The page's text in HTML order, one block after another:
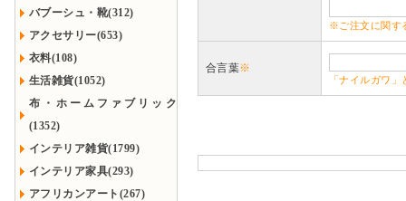
バブーシュ・靴(312)
アクセサリー(653)
衣料(108)
生活雑貨(1052)
布・ホームファブリック
(1352)
インテリア雑貨(1799)
インテリア家具(293)
アフリカンアート(267)
※ご注文に関す
合言葉※
「ナイルガワ